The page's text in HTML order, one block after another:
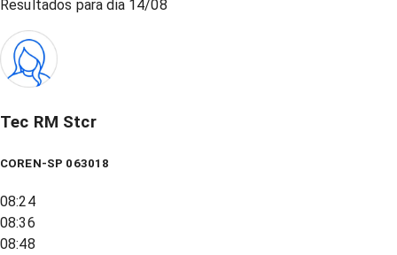
Resultados para dia 14/08
Tec RM Stcr
COREN-SP 063018
08:24
08:36
08:48